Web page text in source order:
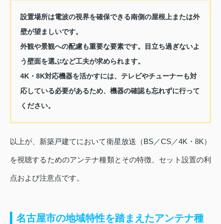
設置場所は電波の視界を確保できる南側の屋根上または外
壁が望ましいです。
外観や景観への配慮も重要な要素です。目立ち過ぎないよ
う壁面を選ぶなど工夫が求められます。
4K・8K対応機器を活かすには、テレビやチューナーも対
応している必要があるため、機器の確認も忘れずに行って
ください。
以上が、新築戸建てにおいて衛星放送（BS／CS／4K・8K）
を視聴するためのアンテナ種類とその特徴、セット設置の利
点および注意点です。
名古屋市の地域特性を踏まえたアンテナ種